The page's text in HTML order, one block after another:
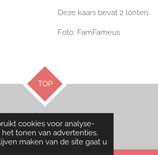
cookies voor analyse-
tonen van advertenties.
maken van de site gaat u
Deze kaars bevat 2 lonten.
Foto: FamFameus
TOP
By Britt